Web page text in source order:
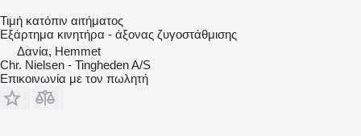
Τιμή κατόπιν αιτήματος
Εξάρτημα κινητήρα - άξονας ζυγοστάθμισης
Δανία, Hemmet
Chr. Nielsen - Tingheden A/S
Επικοινωνία με τον πωλητή